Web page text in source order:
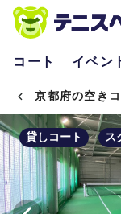
コート イベン
京都府の空き
貸しコート ス